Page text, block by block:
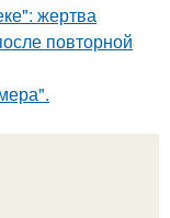
жертва
повторной